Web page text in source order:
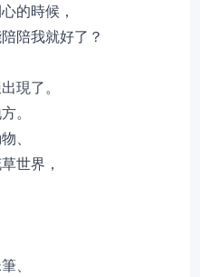
的時候，
陪我就好了？
現了。
。
、
世界，
、